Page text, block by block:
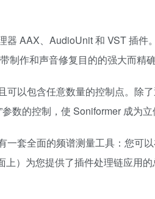
AAX、AudioUnit 和 VST 插件
作和声音修复目的的强大而精确
以包含任意数量的控制点。除
数的控制，使 Soniformer 成为立
套全面的频谱测量工具：您可
）为您提供了插件处理链应用的